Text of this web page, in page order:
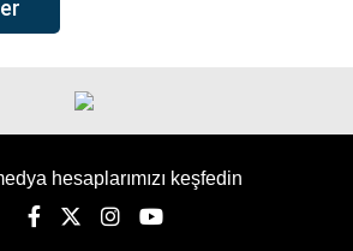
hesaplarımızı keşfedin